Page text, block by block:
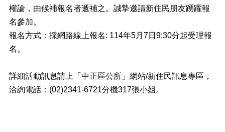
prevention
and
response)
觀
閒
權論，由候補報名者遞補之。誠摯邀請新住民朋友踴躍報
名參加。
報名方式：採網路線上報名: 114年5月7日9:30分起受理報
名。
詳細活動訊息請上「中正區公所」網站/新住民訊息專區，
洽詢電話：(02)2341-6721分機317張小姐。